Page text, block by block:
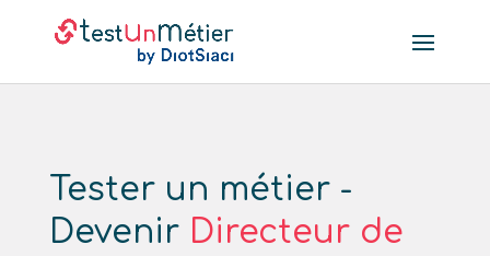
Tester un métier -
Devenir Directeur de